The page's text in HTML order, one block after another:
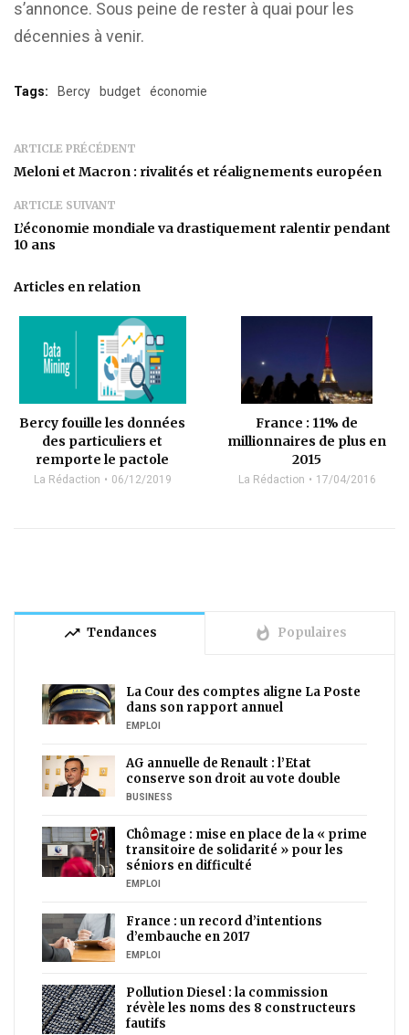
s’annonce. Sous peine de rester à quai pour les
décennies à venir.
Tags: Bercy budget économie
ARTICLE PRÉCÉDENT
Meloni et Macron : rivalités et réalignements européen
ARTICLE SUIVANT
L’économie mondiale va drastiquement ralentir pendant
10 ans
Articles en relation
Bercy fouille les données
des particuliers et
remporte le pactole
La Rédaction 06/12/2019
France : 11% de
millionnaires de plus en
2015
La Rédaction 17/04/2016
trending_up Tendances whatshot Populaires
La Cour des comptes aligne La Poste
dans son rapport annuel
EMPLOI
AG annuelle de Renault : l’Etat
conserve son droit au vote double
BUSINESS
Chômage : mise en place de la « prime
transitoire de solidarité » pour les
séniors en difficulté
EMPLOI
France : un record d’intentions
d’embauche en 2017
EMPLOI
Pollution Diesel : la commission
révèle les noms des 8 constructeurs
fautifs